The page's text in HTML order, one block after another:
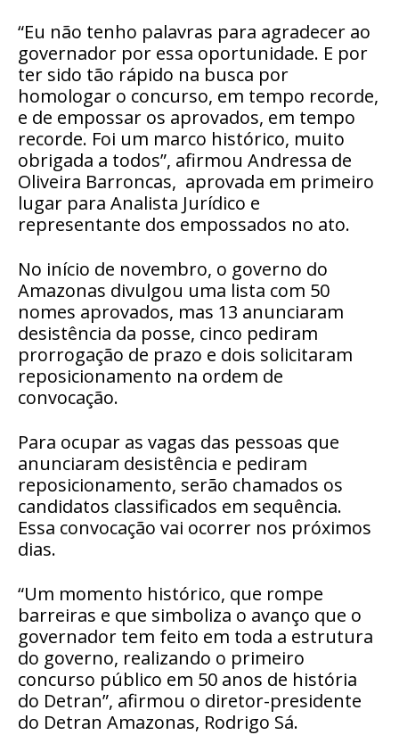
“Eu não tenho palavras para agradecer ao
governador por essa oportunidade. E por
ter sido tão rápido na busca por
homologar o concurso, em tempo recorde,
e de empossar os aprovados, em tempo
recorde. Foi um marco histórico, muito
obrigada a todos”, afirmou Andressa de
Oliveira Barroncas, aprovada em primeiro
lugar para Analista Jurídico e
representante dos empossados no ato.
No início de novembro, o governo do
Amazonas divulgou uma lista com 50
nomes aprovados, mas 13 anunciaram
desistência da posse, cinco pediram
prorrogação de prazo e dois solicitaram
reposicionamento na ordem de
convocação.
Para ocupar as vagas das pessoas que
anunciaram desistência e pediram
reposicionamento, serão chamados os
candidatos classificados em sequência.
Essa convocação vai ocorrer nos próximos
dias.
“Um momento histórico, que rompe
barreiras e que simboliza o avanço que o
governador tem feito em toda a estrutura
do governo, realizando o primeiro
concurso público em 50 anos de história
do Detran”, afirmou o diretor-presidente
do Detran Amazonas, Rodrigo Sá.